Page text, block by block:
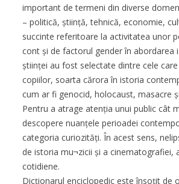
important de termeni din diverse
– politică, știință, tehnică, economie,
succinte referitoare la activitatea unor
cont și de factorul gender în
științei au fost selectate dintre cele
copiilor, soarta cărora în istoria
cum ar fi genocid, holocaust, masacre
Pentru a atrage atenția unui public cât
descopere nuanțele perioadei
categoria curiozități. În acest sens,
de istoria mu¬zicii și a
cotidiene.
Dicționarul enciclopedic este însoțit de